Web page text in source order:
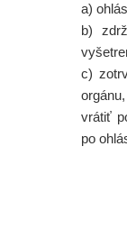
a)
b)
c)
vrátiť
po